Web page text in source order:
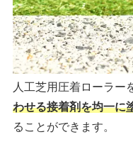
人工芝用圧着ローラー
わせる接着剤を均一に
ることができます。